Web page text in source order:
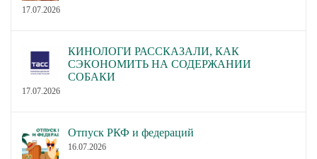
17.07.2026
КИНОЛОГИ РАССКАЗАЛИ, КАК
СЭКОНОМИТЬ НА СОДЕРЖАНИИ
СОБАКИ
17.07.2026
Отпуск РКФ и федераций
16.07.2026